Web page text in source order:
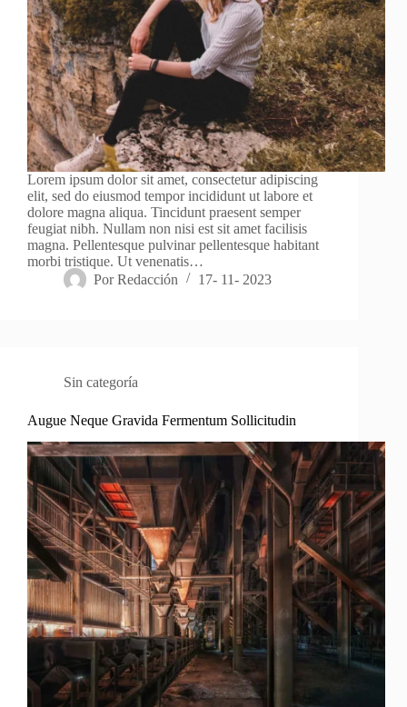
Lorem ipsum dolor sit amet, consectetur adipiscing
elit, sed do eiusmod tempor incididunt ut labore et
dolore magna aliqua. Tincidunt praesent semper
feugiat nibh. Nullam non nisi est sit amet facilisis
magna. Pellentesque pulvinar pellentesque habitant
morbi tristique. Ut venenatis…
Por Redacción 17- 11- 2023
Sin categoría
Augue Neque Gravida Fermentum Sollicitudin